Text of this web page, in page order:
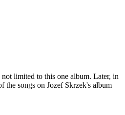
limited to this one album. Later, in
the songs on Jozef Skrzek's album